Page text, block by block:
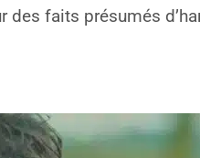
faits présumés